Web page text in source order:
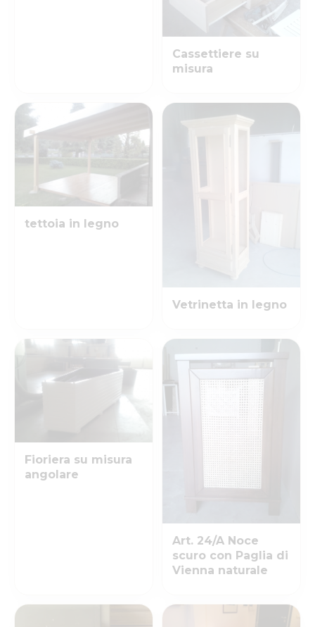
Cassettiere su
misura
tettoia in legno
Vetrinetta in legno
Fioriera su misura
angolare
Art. 24/A Noce
scuro con Paglia di
Vienna naturale